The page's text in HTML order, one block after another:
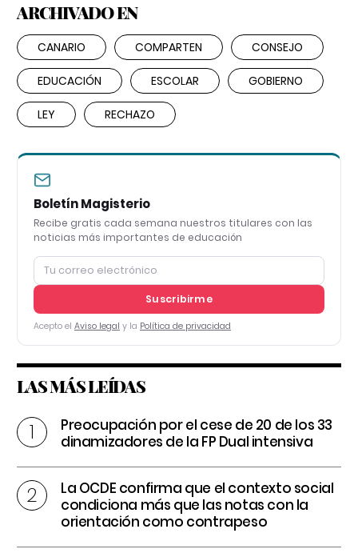
ARCHIVADO EN
CANARIO COMPARTEN CONSEJO
EDUCACIÓN ESCOLAR GOBIERNO
LEY RECHAZO
Boletín Magisterio
Recibe gratis cada semana nuestros titulares con las
noticias más importantes de educación
Suscribirme
Acepto el Aviso legal y la Política de privacidad
LAS MÁS LEÍDAS
Preocupación por el cese de 20 de los 33
dinamizadores de la FP Dual intensiva
La OCDE confirma que el contexto social
condiciona más que las notas con la
orientación como contrapeso